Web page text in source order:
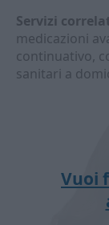
Servizi
medicazioni
continuativo,
sanitari a
Vuoi